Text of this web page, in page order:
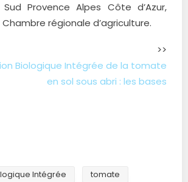
Provence Alpes Côte d’Azur,
régionale d’agriculture.
>>
Biologique Intégrée de la tomate
en sol sous abri : les bases
Intégrée
tomate